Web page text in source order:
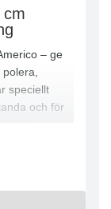
cm
– ge
speciellt
och för
är
på ytan) ger